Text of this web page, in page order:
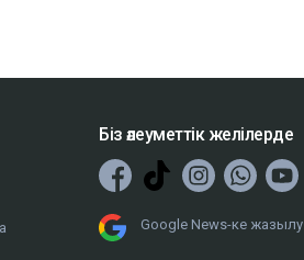
Біз әлеуметтік желілерде
Google News-ке жазылу